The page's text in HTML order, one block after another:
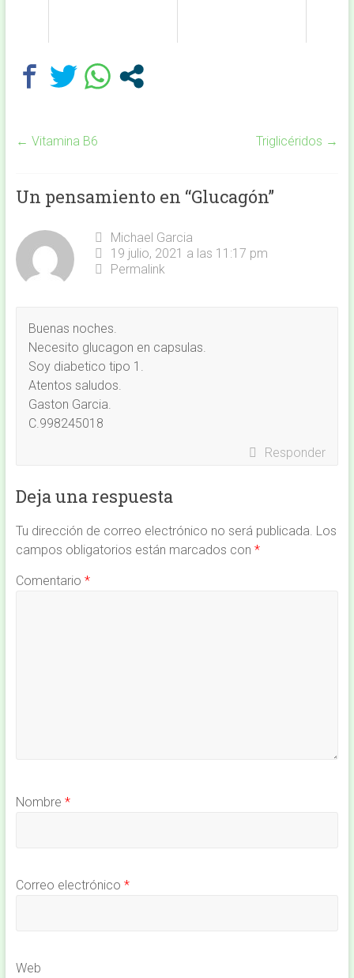
← Vitamina B6 Triglicéridos →
Un pensamiento en “Glucagón”
Michael Garcia
19 julio, 2021 a las 11:17 pm
Permalink
Buenas noches.
Necesito glucagon en capsulas.
Soy diabetico tipo 1.
Atentos saludos.
Gaston Garcia.
C.998245018
Responder
Deja una respuesta
Tu dirección de correo electrónico no será publicada. Los
campos obligatorios están marcados con *
Comentario *
Nombre *
Correo electrónico *
Web